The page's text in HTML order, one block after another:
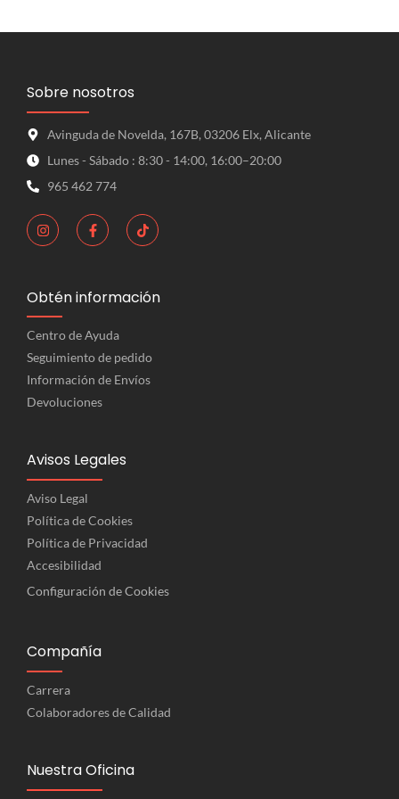
Sobre nosotros
Avinguda de Novelda, 167B, 03206 Elx, Alicante
Lunes - Sábado : 8:30 - 14:00, 16:00–20:00
965 462 774
Obtén información
Centro de Ayuda
Seguimiento de pedido
Información de Envíos
Devoluciones
Avisos Legales
Aviso Legal
Política de Cookies
Política de Privacidad
Accesibilidad
Configuración de Cookies
Compañía
Carrera
Colaboradores de Calidad
Nuestra Oficina